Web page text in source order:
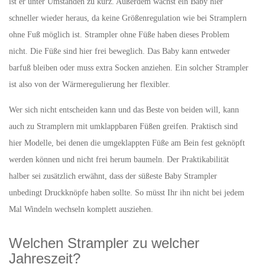
schneller wieder heraus, da keine Größenregulation wie bei Stramplern
ohne Fuß möglich ist. Strampler ohne Füße haben dieses Problem
nicht. Die Füße sind hier frei beweglich. Das Baby kann entweder
barfuß bleiben oder muss extra Socken anziehen. Ein solcher Strampler
ist also von der Wärmeregulierung her flexibler.
Wer sich nicht entscheiden kann und das Beste von beiden will, kann
auch zu Stramplern mit umklappbaren Füßen greifen. Praktisch sind
hier Modelle, bei denen die umgeklappten Füße am Bein fest geknöpft
werden können und nicht frei herum baumeln. Der Praktikabilität
halber sei zusätzlich erwähnt, dass der süßeste Baby Strampler
unbedingt Druckknöpfe haben sollte. So müsst Ihr ihn nicht bei jedem
Mal Windeln wechseln komplett ausziehen.
Welchen Strampler zu welcher
Jahreszeit?